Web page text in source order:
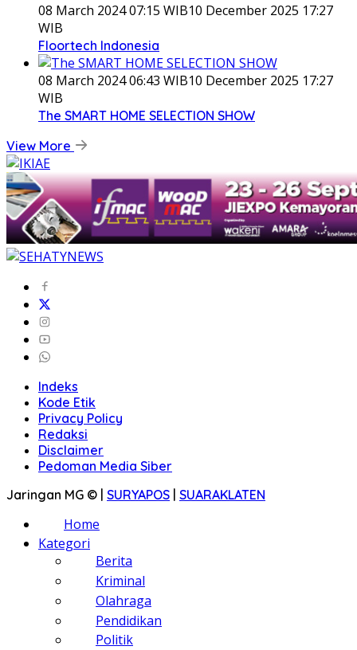
08 March 2024 07:15 WIB10 December 2025 17:27
WIB
Floortech Indonesia
08 March 2024 06:43 WIB10 December 2025 17:27
WIB
The SMART HOME SELECTION SHOW
View More
Indeks
Kode Etik
Privacy Policy
Redaksi
Disclaimer
Pedoman Media Siber
Jaringan MG © | SURYAPOS | SUARAKLATEN
Home
Kategori
Berita
Kriminal
Olahraga
Pendidikan
Politik